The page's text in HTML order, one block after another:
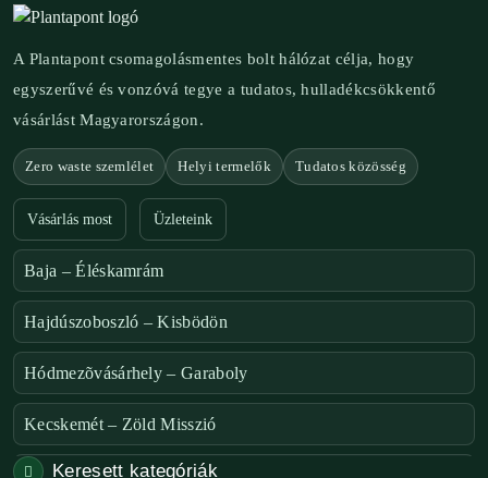
A Plantapont csomagolásmentes bolt hálózat célja, hogy
egyszerűvé és vonzóvá tegye a tudatos, hulladékcsökkentő
vásárlást Magyarországon.
Zero waste szemlélet Helyi termelők Tudatos közösség
Vásárlás most Üzleteink
Baja – Éléskamrám
Hajdúszoboszló – Kisbödön
Hódmezõvásárhely – Garaboly
Kecskemét – Zöld Misszió
Keresett kategóriák